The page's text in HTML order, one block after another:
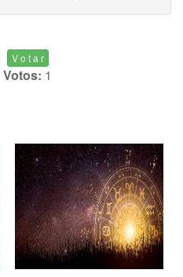
Votos: 1